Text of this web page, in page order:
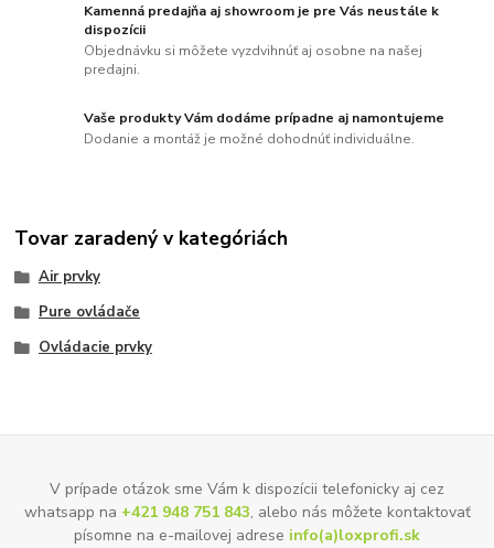
Kamenná predajňa aj showroom je pre Vás neustále k
dispozícii
Objednávku si môžete vyzdvihnúť aj osobne na našej
predajni.
Vaše produkty Vám dodáme prípadne aj namontujeme
Dodanie a montáž je možné dohodnúť individuálne.
Tovar zaradený v kategóriách
Air prvky
Pure ovládače
Ovládacie prvky
V prípade otázok sme Vám k dispozícii telefonicky aj cez
whatsapp na +421 948 751 843, alebo nás môžete kontaktovať
písomne na e-mailovej adrese info(a)loxprofi.sk